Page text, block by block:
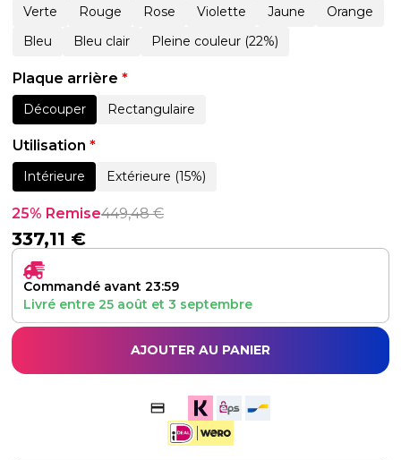
Verte
Rouge Rose Violette Jaune
Orange
Bleu
Bleu clair Pleine couleur (22%)
Plaque arrière *
Découper Rectangulaire
Utilisation *
Intérieure Extérieure (15%)
25% Remise449,48€
337,11 €
Commandé avant 23:59
Livré entre 25 août et 3 septembre
AJOUTER AU PANIER